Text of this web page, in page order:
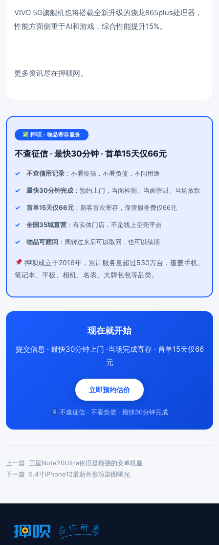
VIVO 5G旗舰机也将搭载全新升级的骁龙865plus处理器，
性能方面侧重于AI和游戏，综合性能提升15%。
更多资讯尽在押呗网。
押呗 · 物品寄存服务
不查征信 · 最快30分钟 · 首单15天仅66元
不查信用记录 ：不看征信，不看负债，不问用途
最快30分钟完成 ：预约上门，当面检测、当面密封、当场放款
首单15天仅66元 ：新客首次寄存，保管服务费仅66元
全国35城直营 ：有实体门店，不是线上空壳平台
物品可赎回 ：周转过来后可以取回，也可以续期
押呗成立于2016年，累计服务量超过530万台，覆盖手机、
笔记本、平板、相机、名表、大牌包包等品类。
现在就开始
提交信息 · 最快30分钟上门 ·当场完成寄存 · 首单15天仅66
元
立即预约估价
不查征信 · 不看负债 · 最快30分钟完成
上一篇
三星Note20UItra依旧是最强的安卓机皇
下一篇
5.4寸iPhone12最新外形渲染图曝光